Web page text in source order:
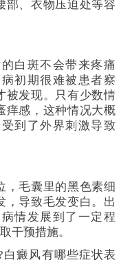
部、衣物压迫处等容
白斑不会带来疼痛
初期很难被患者察
被发现。只有少数情
痒感，这种情况大概
到了外界刺激导致
毛囊里的黑色素细
，导致毛发变白。出
情发展到了一定程
干预措施。
癜风有哪些症状表